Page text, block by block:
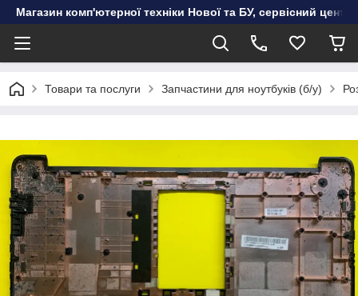
Магазин комп'ютерної техніки Нової та БУ, сервісний центр
Товари та послуги Запчастини для ноутбуків (б/у)